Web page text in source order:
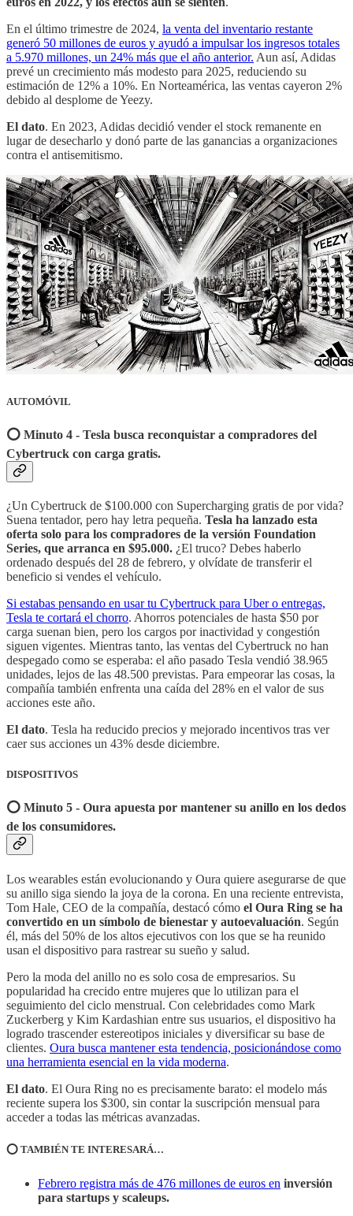
En el último trimestre de 2024, la venta del inventario restante
generó 50 millones de euros y ayudó a impulsar los ingresos totales
a 5.970 millones, un 24% más que el año anterior. Aun así, Adidas
prevé un crecimiento más modesto para 2025, reduciendo su
estimación de 12% a 10%. En Norteamérica, las ventas cayeron 2%
debido al desplome de Yeezy.
El dato. En 2023, Adidas decidió vender el stock remanente en
lugar de desecharlo y donó parte de las ganancias a organizaciones
contra el antisemitismo.
AUTOMÓVIL
⭕️ Minuto 4 - Tesla busca reconquistar a compradores del
Cybertruck con carga gratis.
¿Un Cybertruck de $100.000 con Supercharging gratis de por vida?
Suena tentador, pero hay letra pequeña. Tesla ha lanzado esta
oferta solo para los compradores de la versión Foundation
Series, que arranca en $95.000. ¿El truco? Debes haberlo
ordenado después del 28 de febrero, y olvídate de transferir el
beneficio si vendes el vehículo.
Si estabas pensando en usar tu Cybertruck para Uber o entregas,
Tesla te cortará el chorro. Ahorros potenciales de hasta $50 por
carga suenan bien, pero los cargos por inactividad y congestión
siguen vigentes. Mientras tanto, las ventas del Cybertruck no han
despegado como se esperaba: el año pasado Tesla vendió 38.965
unidades, lejos de las 48.500 previstas. Para empeorar las cosas, la
compañía también enfrenta una caída del 28% en el valor de sus
acciones este año.
El dato. Tesla ha reducido precios y mejorado incentivos tras ver
caer sus acciones un 43% desde diciembre.
DISPOSITIVOS
⭕️ Minuto 5 - Oura apuesta por mantener su anillo en los dedos
de los consumidores.
Los wearables están evolucionando y Oura quiere asegurarse de que
su anillo siga siendo la joya de la corona. En una reciente entrevista,
Tom Hale, CEO de la compañía, destacó cómo el Oura Ring se ha
convertido en un símbolo de bienestar y autoevaluación. Según
él, más del 50% de los altos ejecutivos con los que se ha reunido
usan el dispositivo para rastrear su sueño y salud.
Pero la moda del anillo no es solo cosa de empresarios. Su
popularidad ha crecido entre mujeres que lo utilizan para el
seguimiento del ciclo menstrual. Con celebridades como Mark
Zuckerberg y Kim Kardashian entre sus usuarios, el dispositivo ha
logrado trascender estereotipos iniciales y diversificar su base de
clientes. Oura busca mantener esta tendencia, posicionándose como
una herramienta esencial en la vida moderna.
El dato. El Oura Ring no es precisamente barato: el modelo más
reciente supera los $300, sin contar la suscripción mensual para
acceder a todas las métricas avanzadas.
⭕️ TAMBIÉN TE INTERESARÁ…
Febrero registra más de 476 millones de euros en inversión
para startups y scaleups.